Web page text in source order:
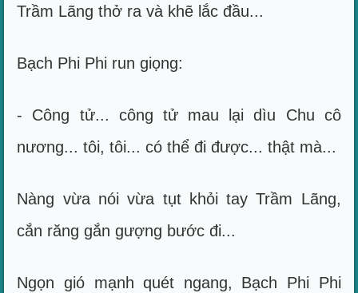
Trầm Lãng thở ra và khẽ lắc đầu...
Bạch Phi Phi run giọng:
- Công tử... công tử mau lại dìu Chu cô
nương... tôi, tôi... có thể đi được... thật mà...
Nàng vừa nói vừa tụt khỏi tay Trầm Lãng,
cắn răng gắn gượng bước đi...
Ngọn gió mạnh quét ngang, Bạch Phi Phi